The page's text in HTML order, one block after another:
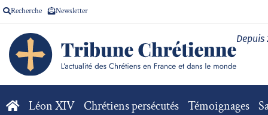
Recherche Newsletter
Depuis
Léon XIV Chrétiens persécutés Témoignages